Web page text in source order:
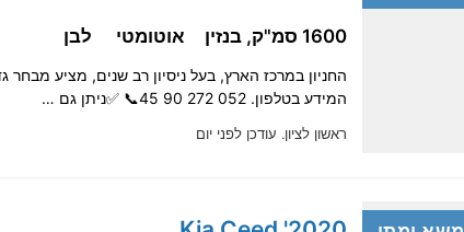
ראשון לציון. עודכן לפני יום
1600 סמ"ק, בנזין אוטומטי לבן
החניון במרכז הארץ, בעל ניסיון רב שנים, מציע
המידע בטלפון. 052 272 90 45📞 ✅ניתן גם …